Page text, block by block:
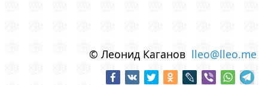
© Леонид Каганов lleo@lleo.me